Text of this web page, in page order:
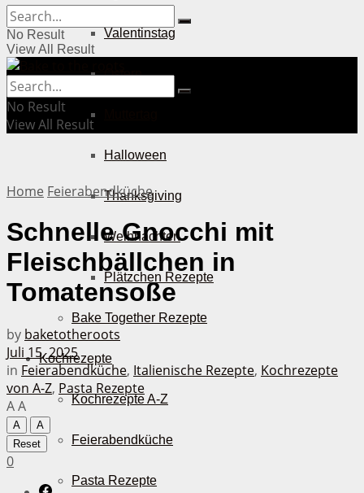
Valentinstag
Ostern
Halloween
Thanksgiving
Weihnachten
Plätzchen Rezepte
Bake Together Rezepte
Kochrezepte
Kochrezepte A-Z
Feierabendküche
Pasta Rezepte
No Result
View All Result
No Result
View All Result
Home Feierabendküche
Schnelle Gnocchi mit
Fleischbällchen in
Tomatensoße
by baketotheroots
Juli 15, 2025
in Feierabendküche, Italienische Rezepte, Kochrezepte
von A-Z, Pasta Rezepte
AA
A
A
Reset
0